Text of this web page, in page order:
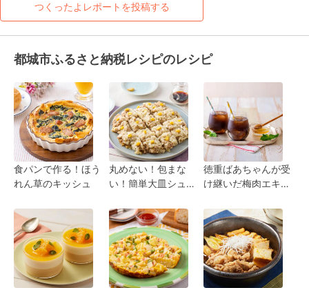
つくったよレポートを投稿する
都城市ふるさと納税レシピのレシピ
食パンで作る！ほう
れん草のキッシュ
丸めない！包まな
い！簡単大皿シュー
徳重ばあちゃんが受
け継いだ梅肉エキス